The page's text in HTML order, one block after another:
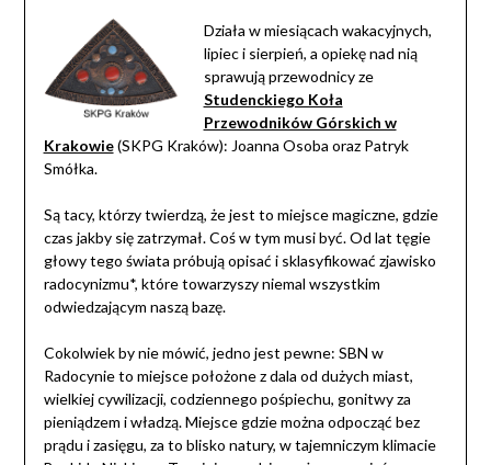
Działa w miesiącach wakacyjnych,
lipiec i sierpień, a opiekę nad nią
sprawują przewodnicy ze
Studenckiego Koła
Przewodników Górskich w
Krakowie(SKPG Kraków): Joanna Osoba oraz Patryk
Smółka.
Są tacy, którzy twierdzą, że jest to miejsce magiczne, gdzie
czas jakby się zatrzymał. Coś w tym musi być. Od lat tęgie
głowy tego świata próbują opisać i sklasyfikować zjawisko
radocynizmu*, które towarzyszy niemal wszystkim
odwiedzającym naszą bazę.
Cokolwiek by nie mówić, jedno jest pewne: SBN w
Radocynie to miejsce położone z dala od dużych miast,
wielkiej cywilizacji, codziennego pośpiechu, gonitwy za
pieniądzem i władzą. Miejsce gdzie można odpocząć bez
prądu i zasięgu, za to blisko natury, w tajemniczym klimacie